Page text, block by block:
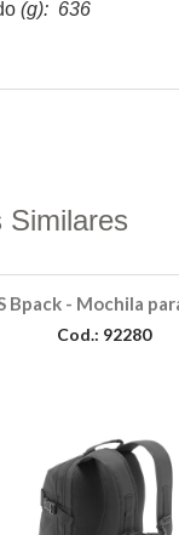
(g): 636
Similares
Bpack - Mochila
Cod.: 92280